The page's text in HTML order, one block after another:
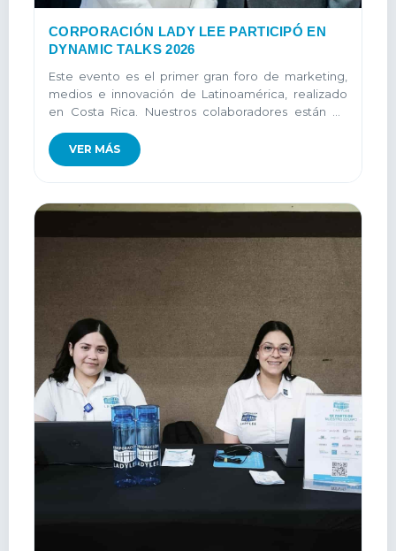
CORPORACIÓN LADY LEE PARTICIPÓ EN
DYNAMIC TALKS 2026
Este evento es el primer gran foro de marketing,
medios e innovación de Latinoamérica, realizado
en Costa Rica. Nuestros colaboradores están en
aprendizaje constante...
VER MÁS